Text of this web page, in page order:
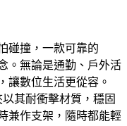
碰撞，一款可靠的
。無論是通勤、戶外活
讓數位生活更從容。
其耐衝擊材質，穩固
兼作支架，隨時都能輕